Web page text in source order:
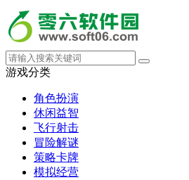
游戏分类
角色扮演
休闲益智
飞行射击
冒险解谜
策略卡牌
模拟经营